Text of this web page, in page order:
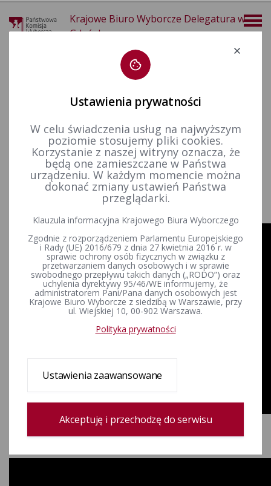
Krajowe Biuro Wyborcze Delegatura w
Gdańsku
Spoty Wybory do Sejmu i Senatu w 2019 r.
Wybory do Sejmu i Senatu 2019: "Jak zgłaszać
nieprawidłowości?" (język polski migowy)
Ustawienia prywatności
W celu świadczenia usług na najwyższym
poziomie stosujemy pliki cookies.
Korzystanie z naszej witryny oznacza, że
będą one zamieszczane w Państwa
urządzeniu. W każdym momencie można
dokonać zmiany ustawień Państwa
przeglądarki.
Klauzula informacyjna Krajowego Biura Wyborczego
Zgodnie z rozporządzeniem Parlamentu Europejskiego
i Rady (UE) 2016/679 z dnia 27 kwietnia 2016 r. w
sprawie ochrony osób fizycznych w związku z
przetwarzaniem danych osobowych i w sprawie
swobodnego przepływu takich danych („RODO”) oraz
uchylenia dyrektywy 95/46/WE informujemy, że
administratorem Pani/Pana danych osobowych jest
Krajowe Biuro Wyborcze z siedzibą w Warszawie, przy
ul. Wiejskiej 10, 00-902 Warszawa.
Polityka prywatności
Ustawienia zaawansowane
Akceptuję i przechodzę do serwisu